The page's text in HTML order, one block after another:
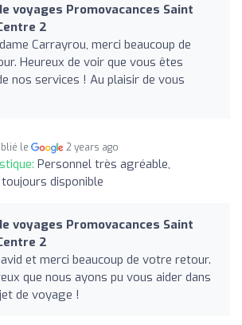
voyages Promovacances Saint
2
Carrayrou, merci beaucoup de
Heureux de voir que vous êtes
nos services ! Au plaisir de vous
le 2 years ago
Personnel très agréable,
disponible
voyages Promovacances Saint
2
et merci beaucoup de votre retour.
que nous ayons pu vous aider dans
de voyage !